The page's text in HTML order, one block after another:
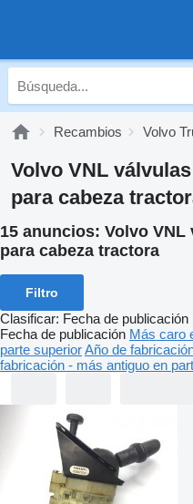
Recambios Volvo
Volvo VNL
para cabeza
15 anuncios: Volvo VNL
para cabeza tractora
Filtro
Clasificar: Fecha de publicación
Fecha de publicación Más caro
parte superiorAño de
fabricación - más antiguo en